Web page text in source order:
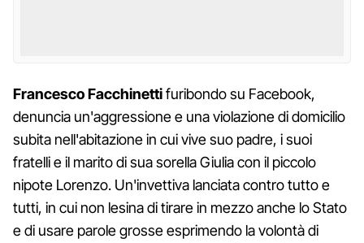
Francesco Facchinettifuribondo su Facebook,
denuncia un'aggressione e una violazione di domicilio
subita nell'abitazione in cui vive suo padre, i suoi
fratelli e il marito di sua sorella Giulia con il piccolo
nipote Lorenzo. Un'invettiva lanciata contro tutto e
tutti, in cui non lesina di tirare in mezzo anche lo Stato
e di usare parole grosse esprimendo la volontà di